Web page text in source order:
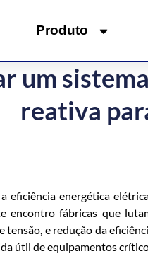
Produto
um
reativa
eficiência energética
encontro fábricas que
e redução da
útil de equipamentos